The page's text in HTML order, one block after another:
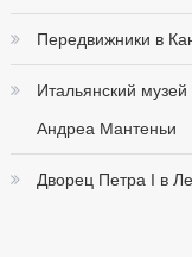
Передвижники в
Итальянский
Андреа Мантеньи
Дворец Петра I в